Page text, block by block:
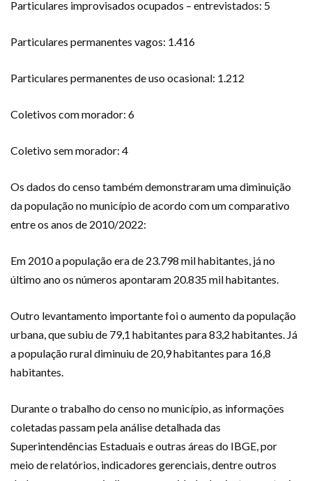
Particulares improvisados ocupados – entrevistados: 5
Particulares permanentes vagos: 1.416
Particulares permanentes de uso ocasional: 1.212
Coletivos com morador: 6
Coletivo sem morador: 4
Os dados do censo também demonstraram uma diminuição
da população no município de acordo com um comparativo
entre os anos de 2010/2022:
Em 2010 a população era de 23.798 mil habitantes, já no
último ano os números apontaram 20.835 mil habitantes.
Outro levantamento importante foi o aumento da população
urbana, que subiu de 79,1 habitantes para 83,2 habitantes. Já
a população rural diminuiu de 20,9 habitantes para 16,8
habitantes.
Durante o trabalho do censo no município, as informações
coletadas passam pela análise detalhada das
Superintendências Estaduais e outras áreas do IBGE, por
meio de relatórios, indicadores gerenciais, dentre outros